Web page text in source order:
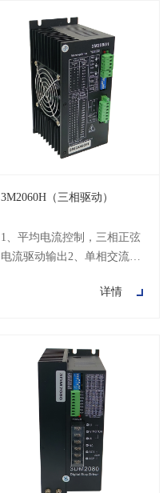
性7、单、双脉冲控制模式可
选择8、电机运行位置记忆；
9、输入信号差分光耦隔离，
兼容 5V~24V；10、用户可
自定义细分；11、电流、细
分拨码设定方便；12、过流
保护，过
3M2060H（三相驱动）
1、平均电流控制，三相正弦
电流驱动输出2、单相交流80
号输入/输出4、有过压、欠
动半流功能6、八档输出相电
流设置7、相位记忆功能（保
持电机断电位置不变）8、具
有脱机命令输入端子9、电机
的扭矩与它的转速有关10、
高启动转速
详情